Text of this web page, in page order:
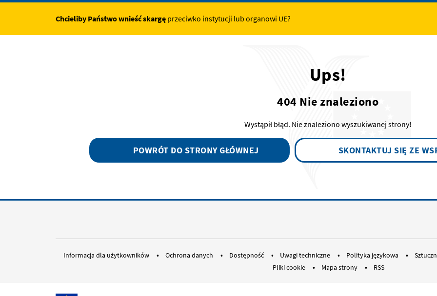
Chcieliby Państwo wnieść skargę przeciwko instytucji lub organowi UE?
Ups!
404 Nie znaleziono
Wystąpił błąd. Nie znaleziono wyszukiwanej strony!
POWRÓT DO STRONY GŁÓWNEJ SKONTAKTUJ SIĘ ZE
Informacja dla użytkowników Ochrona danych Dostępność Uwagi techniczne Polityka językowa
Pliki cookie
Mapa strony RSS